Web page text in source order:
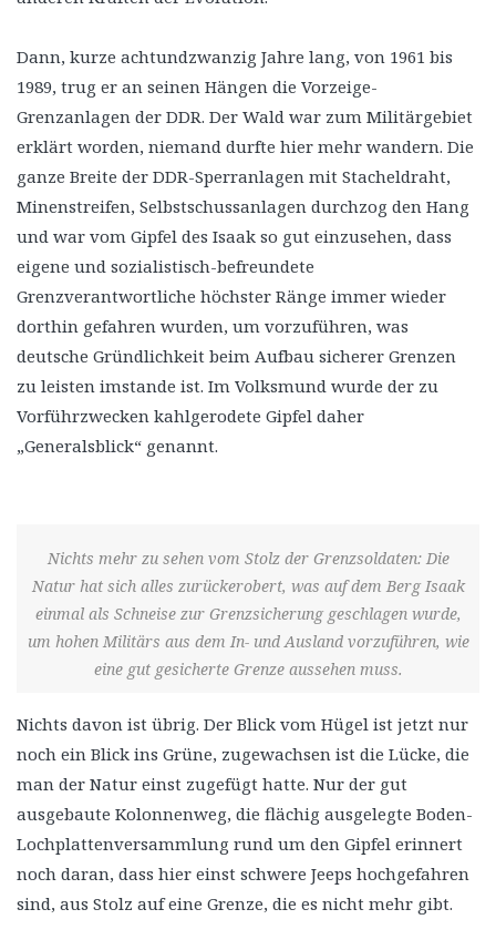
Dann, kurze achtundzwanzig Jahre lang, von 1961 bis
1989, trug er an seinen Hängen die Vorzeige-
Grenzanlagen der DDR. Der Wald war zum Militärgebiet
erklärt worden, niemand durfte hier mehr wandern. Die
ganze Breite der DDR-Sperranlagen mit Stacheldraht,
Minenstreifen, Selbstschussanlagen durchzog den Hang
und war vom Gipfel des Isaak so gut einzusehen, dass
eigene und sozialistisch-befreundete
Grenzverantwortliche höchster Ränge immer wieder
dorthin gefahren wurden, um vorzuführen, was
deutsche Gründlichkeit beim Aufbau sicherer Grenzen
zu leisten imstande ist. Im Volksmund wurde der zu
Vorführzwecken kahlgerodete Gipfel daher
„Generalsblick“ genannt.
Nichts mehr zu sehen vom Stolz der Grenzsoldaten: Die
Natur hat sich alles zurückerobert, was auf dem Berg Isaak
einmal als Schneise zur Grenzsicherung geschlagen wurde,
um hohen Militärs aus dem In- und Ausland vorzuführen, wie
eine gut gesicherte Grenze aussehen muss.
Nichts davon ist übrig. Der Blick vom Hügel ist jetzt nur
noch ein Blick ins Grüne, zugewachsen ist die Lücke, die
man der Natur einst zugefügt hatte. Nur der gut
ausgebaute Kolonnenweg, die flächig ausgelegte Boden-
Lochplattenversammlung rund um den Gipfel erinnert
noch daran, dass hier einst schwere Jeeps hochgefahren
sind, aus Stolz auf eine Grenze, die es nicht mehr gibt.